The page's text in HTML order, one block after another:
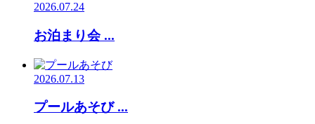
2026.07.24
お泊まり会 ...
2026.07.13
プールあそび ...